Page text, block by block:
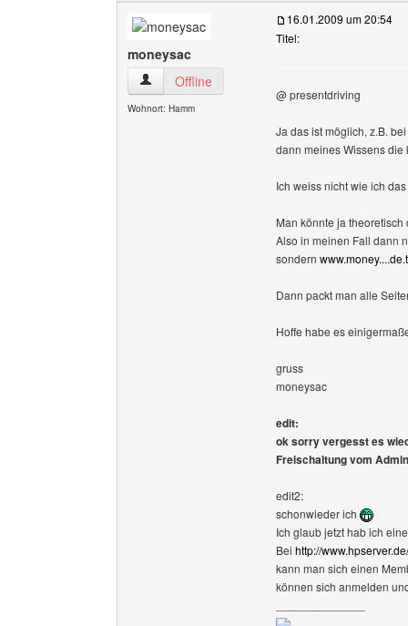
moneysac
moneysac Benutzer-Profile anzeigen
Offline
Wohnort: Hamm
16.01.2009 um 20:54
Titel:
@ presentdriving
Ja das ist möglich, z.B.
dann meines Wissens
Ich weiss nicht wie ich
Man könnte ja
Also in meinen Fall dann
sondern
Dann packt man alle
Hoffe habe es
gruss
moneysac
edit:
ok sorry vergesst es
Freischaltung vom
edit2:
schonwieder ich
Ich glaub jetzt hab ich
Bei http://www.hpserver.de/
kann man sich einen
können sich anmelden